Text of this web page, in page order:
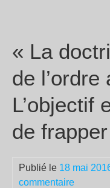
« La
de l’ordre
L’objectif
de
Publié le 18 mai
commentaire